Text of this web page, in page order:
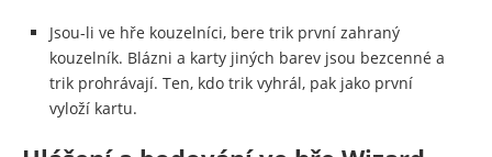
Jsou-li ve hře kouzelníci, bere trik první zahraný
kouzelník. Blázni a karty jiných barev jsou bezcenné a
trik prohrávají. Ten, kdo trik vyhrál, pak jako první
vyloží kartu.